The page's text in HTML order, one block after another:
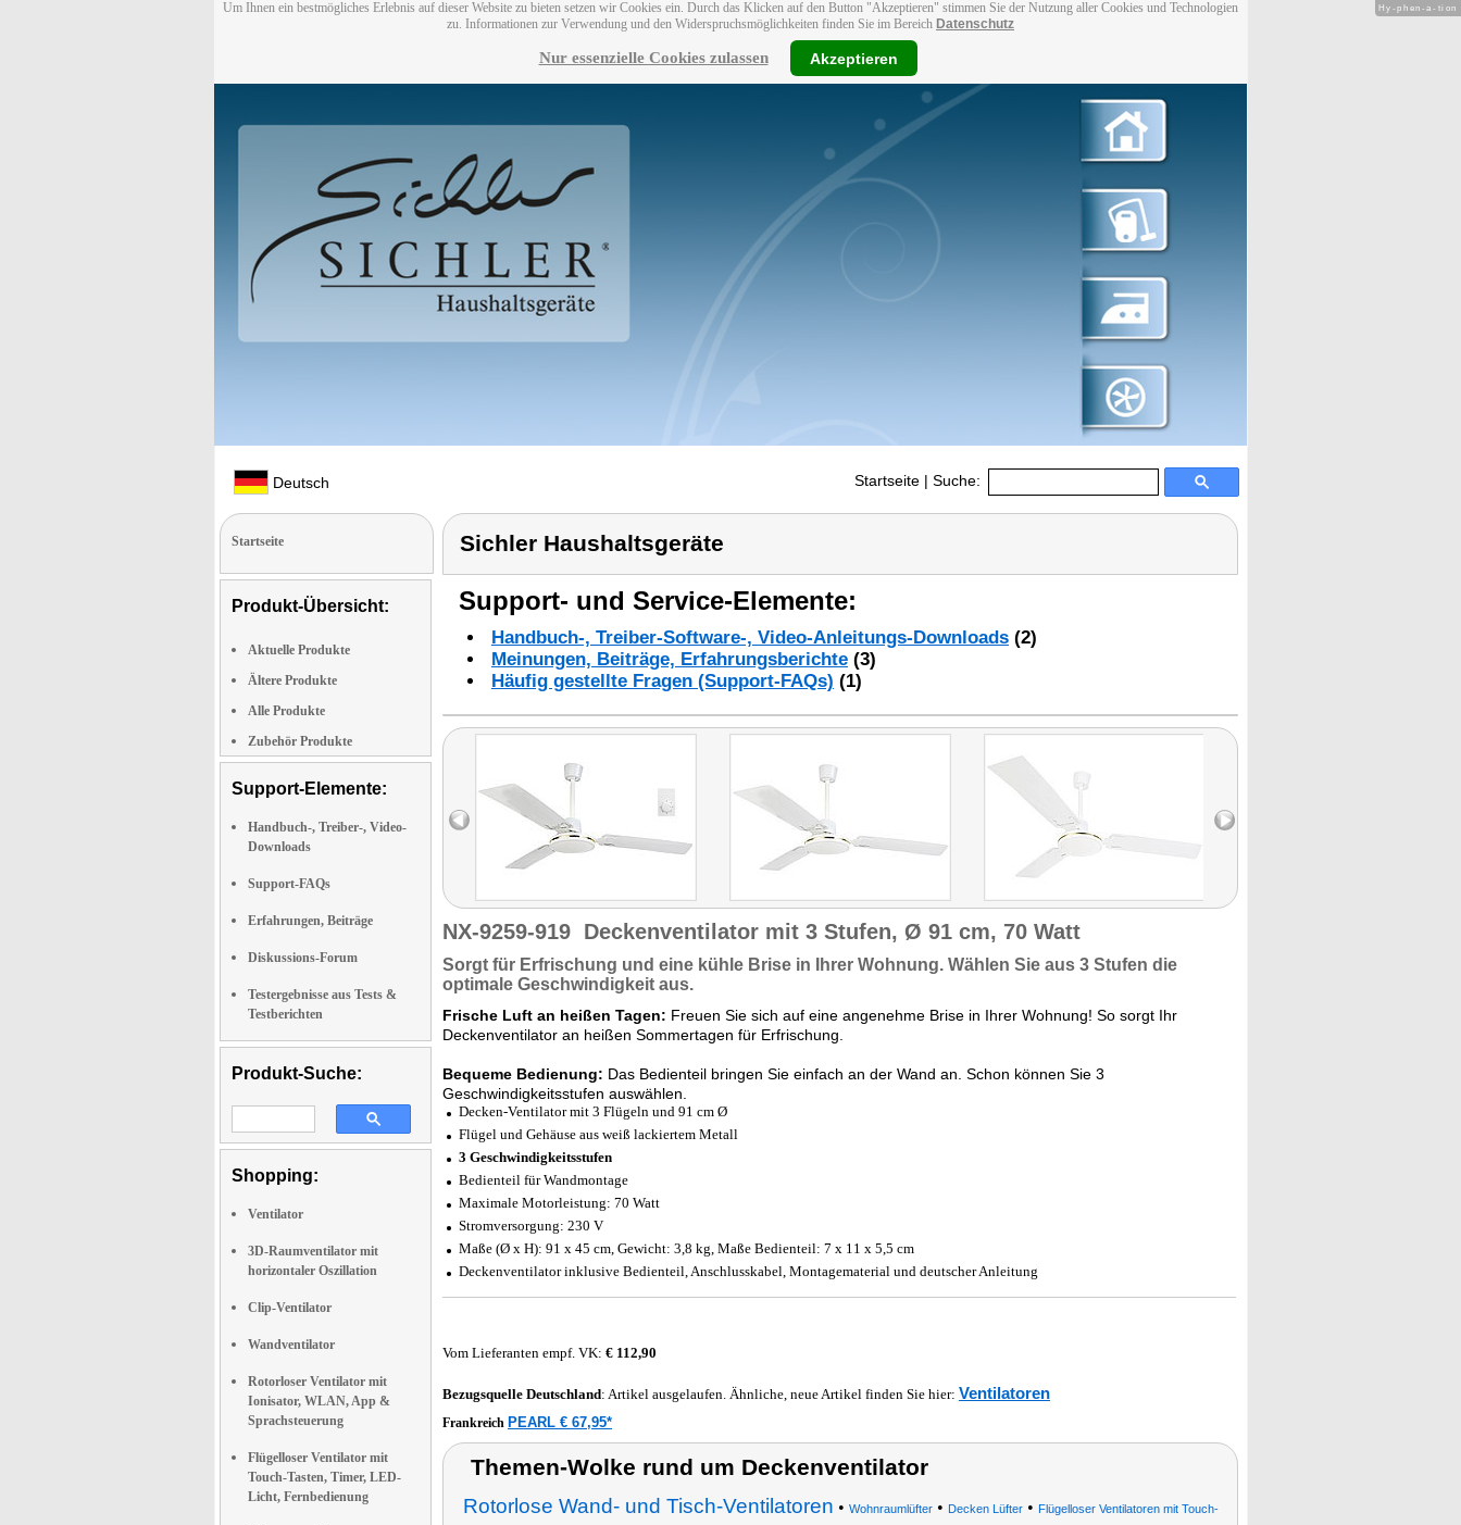
Um Ihnen ein bestmögliches Erlebnis auf dieser Website zu bieten setzen wir Cookies ein. Durch das Klicken auf den Button "Akzeptieren" stimmen Sie der Nutzung aller Cookies und Technologien
zu. Informationen zur Verwendung und den Widerspruchsmöglichkeiten finden Sie im Bereich Datenschutz
Nur essenzielle Cookies zulassen Akzeptieren
Deutsch Startseite | Suche:
Startseite
Produkt-Übersicht:
Aktuelle Produkte
Ältere Produkte
Alle Produkte
Zubehör Produkte
Support-Elemente:
Handbuch-, Treiber-, Video-
Downloads
Support-FAQs
Erfahrungen, Beiträge
Diskussions-Forum
Testergebnisse aus Tests &
Testberichten
Produkt-Suche:
Shopping:
Ventilator
3D-Raumventilator mit
horizontaler Oszillation
Clip-Ventilator
Wandventilator
Rotorloser Ventilator mit
Ionisator, WLAN, App &
Sprachsteuerung
Flügelloser Ventilator mit
Touch-Tasten, Timer, LED-
Licht, Fernbedienung
Sichler Haushaltsgeräte
Support- und Service-Elemente:
Handbuch-, Treiber-Software-, Video-Anleitungs-Downloads (2)
Meinungen, Beiträge, Erfahrungsberichte (3)
Häufig gestellte Fragen (Support-FAQs) (1)
NX-9259-919 Deckenventilator mit 3 Stufen, Ø 91 cm, 70 Watt
Sorgt für Erfrischung und eine kühle Brise in Ihrer Wohnung. Wählen Sie aus 3 Stufen die
optimale Geschwindigkeit aus.
Frische Luft an heißen Tagen: Freuen Sie sich auf eine angenehme Brise in Ihrer Wohnung! So sorgt Ihr
Deckenventilator an heißen Sommertagen für Erfrischung.
Bequeme Bedienung: Das Bedienteil bringen Sie einfach an der Wand an. Schon können Sie 3
Geschwindigkeitsstufen auswählen.
Decken-Ventilator mit 3 Flügeln und 91 cm Ø
Flügel und Gehäuse aus weiß lackiertem Metall
3 Geschwindigkeitsstufen
Bedienteil für Wandmontage
Maximale Motorleistung: 70 Watt
Stromversorgung: 230 V
Maße (Ø x H): 91 x 45 cm, Gewicht: 3,8 kg, Maße Bedienteil: 7 x 11 x 5,5 cm
Deckenventilator inklusive Bedienteil, Anschlusskabel, Montagematerial und deutscher Anleitung
Vom Lieferanten empf. VK: € 112,90
Bezugsquelle Deutschland: Artikel ausgelaufen. Ähnliche, neue Artikel finden Sie hier: Ventilatoren
Frankreich PEARL € 67,95*
Themen-Wolke rund um Deckenventilator
Rotorlose Wand- und Tisch-Ventilatoren • Wohnraumlüfter• Decken Lüfter• Flügelloser Ventilatoren mit Touch-
Hy-phen-a-tion